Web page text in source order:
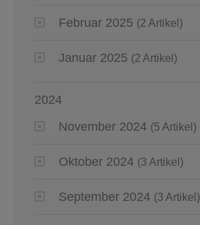
Februar 2025 (2 Artikel)
Januar 2025 (2 Artikel)
2024
November 2024 (5 Artikel)
Oktober 2024 (3 Artikel)
September 2024 (3 Artikel)